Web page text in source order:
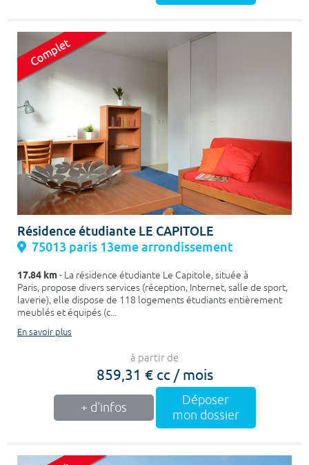
Résidence étudiante LE CAPITOLE
75013 paris 13eme arrondissement
17.84 km- La résidence étudiante Le Capitole, située à
Paris, propose divers services (réception, Internet, salle de sport,
laverie), elle dispose de 118 logements étudiants entièrement
meublés et équipés (c...
En savoir plus
à partir de
859,31 € cc / mois
+ d'infos
Déposer
mon dossier